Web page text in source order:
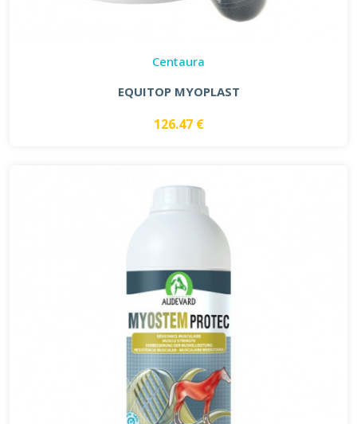
Centaura
EQUITOP MYOPLAST
126.47 €